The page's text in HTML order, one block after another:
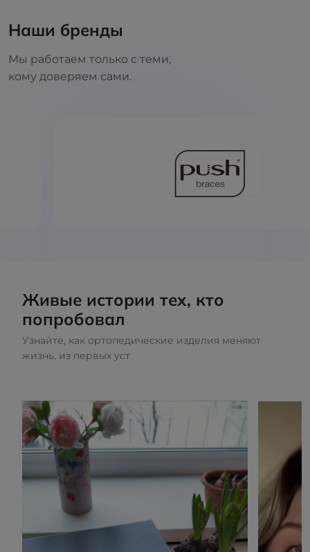
Наши бренды
Мы работаем только с теми,
кому доверяем сами.
Живые истории тех, кто
попробовал
Узнайте, как ортопедические изделия меняют
жизнь, из первых уст